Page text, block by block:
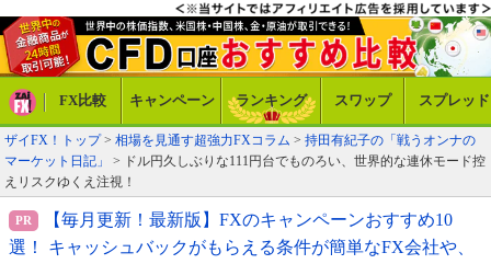
FX比較 キャンペーン ランキング スワップ スプレッド
ザイFX！トップ> 相場を見通す超強力FXコラム > 持田有紀子の「戦うオンナの
マーケット日記」
> ドル円久しぶりな111円台でものろい、世界的な連休モード控
えリスクゆくえ注視！
【毎月更新！最新版】FXのキャンペーンおすすめ10
選！ キャッシュバックがもらえる条件が簡単なFX会社や、